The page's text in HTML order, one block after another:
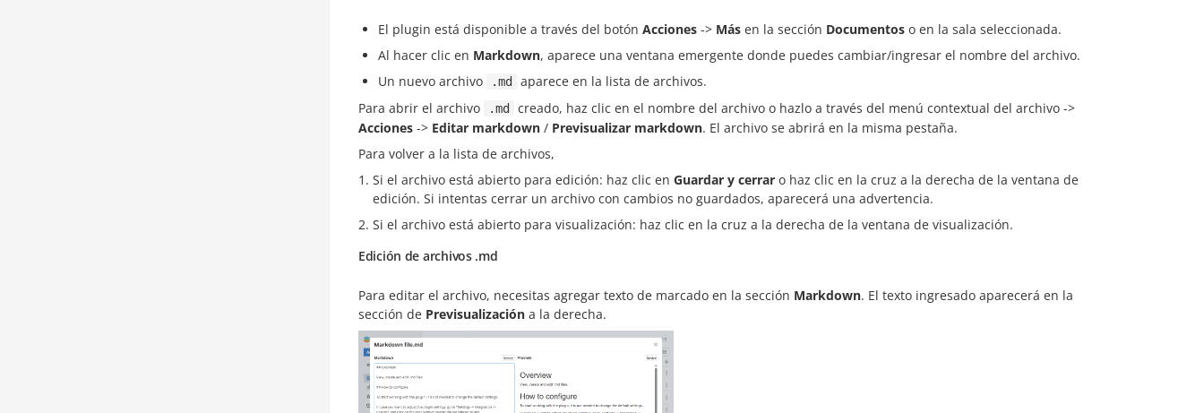
El plugin está disponible a través del botón Acciones -> Más en la sección Documentos o en la sala seleccionada.
Al hacer clic en Markdown, aparece una ventana emergente donde puedes cambiar/ingresar el nombre del archivo.
Un nuevo archivo
.md
aparece en la lista de archivos.
Para abrir el archivo
.md
creado, haz clic en el nombre del archivo o hazlo a través del menú contextual del archivo ->
Acciones -> Editar markdown / Previsualizar markdown. El archivo se abrirá en la misma pestaña.
Para volver a la lista de archivos,
Si el archivo está abierto para edición: haz clic en Guardar y cerrar o haz clic en la cruz a la derecha de la ventana de
edición. Si intentas cerrar un archivo con cambios no guardados, aparecerá una advertencia.
Si el archivo está abierto para visualización: haz clic en la cruz a la derecha de la ventana de visualización.
Edición de archivos .md
Para editar el archivo, necesitas agregar texto de marcado en la sección Markdown. El texto ingresado aparecerá en la
sección de Previsualización a la derecha.